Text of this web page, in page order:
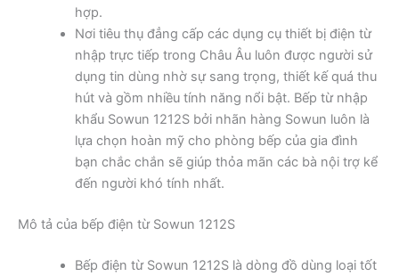
hợp.
Nơi tiêu thụ đẳng cấp các dụng cụ thiết bị điện từ
nhập trực tiếp trong Châu Âu luôn được người sử
dụng tin dùng nhờ sự sang trọng, thiết kế quá thu
hút và gồm nhiều tính năng nổi bật. Bếp từ nhập
khẩu Sowun 1212S bởi nhãn hàng Sowun luôn là
lựa chọn hoàn mỹ cho phòng bếp của gia đình
bạn chắc chắn sẽ giúp thỏa mãn các bà nội trợ kể
đến người khó tính nhất.
Mô tả của bếp điện từ Sowun 1212S
Bếp điện từ Sowun 1212S là dòng đồ dùng loại tốt